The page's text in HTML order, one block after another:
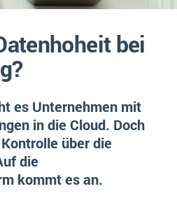
bei
es Unternehmen mit
in die Cloud. Doch
über die
die
kommt es an.